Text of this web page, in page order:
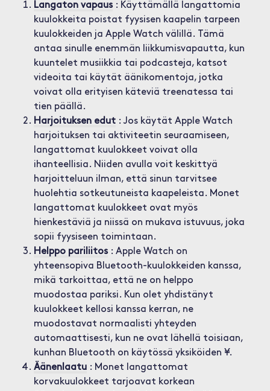
Langaton vapaus: Käyttämällä langattomia
kuulokkeita poistat fyysisen kaapelin tarpeen
kuulokkeiden ja Apple Watch välillä. Tämä
antaa sinulle enemmän liikkumisvapautta, kun
kuuntelet musiikkia tai podcasteja, katsot
videoita tai käytät äänikomentoja, jotka
voivat olla erityisen käteviä treenatessa tai
tien päällä.
Harjoituksen edut: Jos käytät Apple Watch
harjoituksen tai aktiviteetin seuraamiseen,
langattomat kuulokkeet voivat olla
ihanteellisia. Niiden avulla voit keskittyä
harjoitteluun ilman, että sinun tarvitsee
huolehtia sotkeutuneista kaapeleista. Monet
langattomat kuulokkeet ovat myös
hienkestäviä ja niissä on mukava istuvuus, joka
sopii fyysiseen toimintaan.
Helppo pariliitos: Apple Watch on
yhteensopiva Bluetooth-kuulokkeiden kanssa,
mikä tarkoittaa, että ne on helppo
muodostaa pariksi. Kun olet yhdistänyt
kuulokkeet kellosi kanssa kerran, ne
muodostavat normaalisti yhteyden
automaattisesti, kun ne ovat lähellä toisiaan,
kunhan Bluetooth on käytössä yksiköiden ¥.
Äänenlaatu: Monet langattomat
korvakuulokkeet tarjoavat korkean